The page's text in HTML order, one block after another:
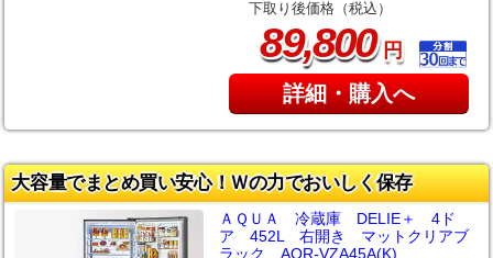
下取り後価格（税込）
89,800円
詳細・購入へ
大容量でまとめ買い安心！Ｗの力でおいしく保存
ＡＱＵＡ 冷蔵庫 DELIE＋ 4ド
ア 452L 右開き マットクリアブ
ラック AQR-VZA45A(K)